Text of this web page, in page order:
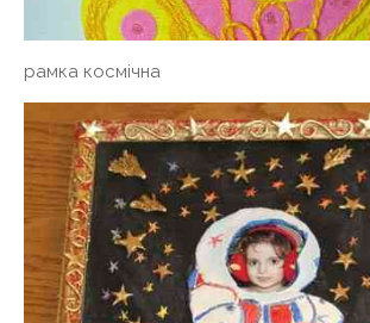
рамка космічна